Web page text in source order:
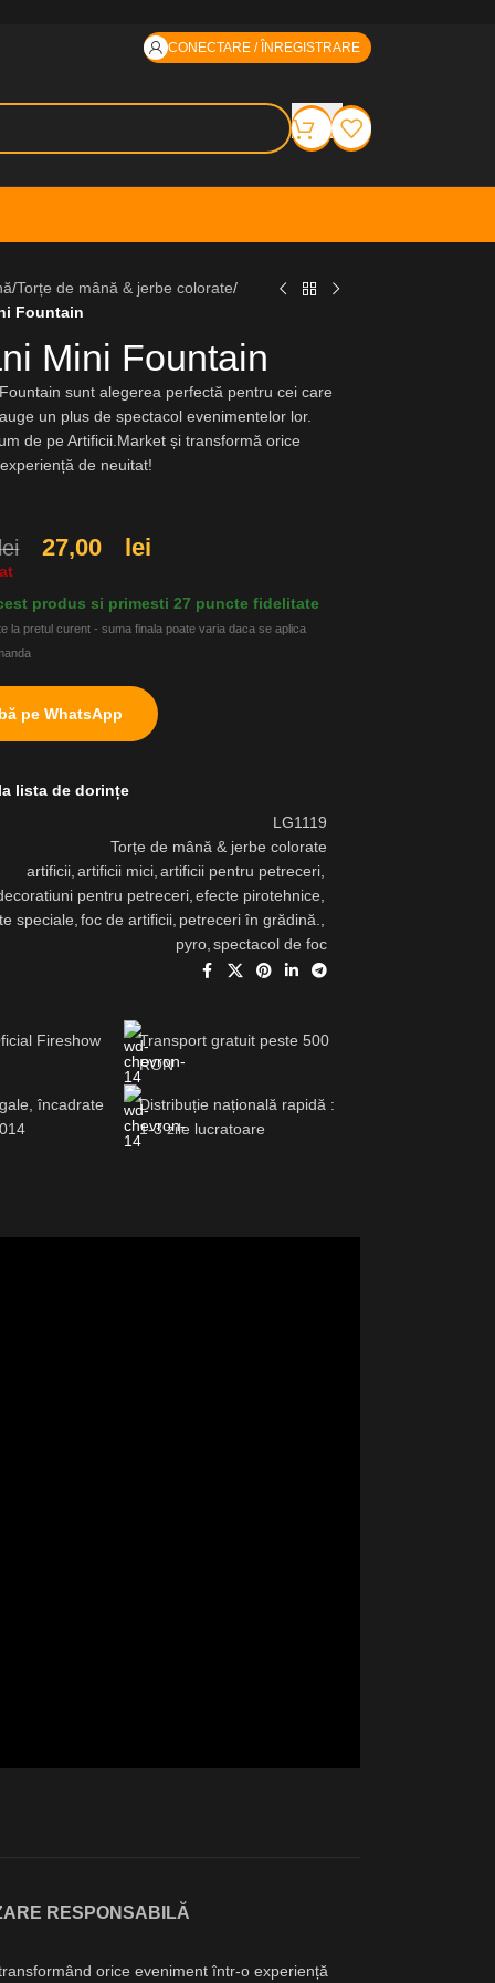
CONECTARE / ÎNREGISTRARE
/Torțe de mână & jerbe colorate/
Fountain
Mini Fountain
sunt alegerea perfectă pentru cei care
un plus de spectacol evenimentelor lor.
de pe Artificii.Market și transformă orice
de neuitat!
27,00 lei
produs si primesti 27 puncte fidelitate
la pretul curent - suma finala poate varia daca se aplica
pe WhatsApp
lista de dorințe
LG1119
Torțe de mână & jerbe colorate
artificii, artificii mici, artificii pentru petreceri,
pentru petreceri, efecte pirotehnice
speciale foc de artificii, petreceri în grădină.
pyro, spectacol de foc
Fireshow
încadrate
Transport gratuit peste 500
RON
Distribuție națională rapidă :
1-3 zile lucratoare
RESPONSABILĂ
orice eveniment într-o experiență